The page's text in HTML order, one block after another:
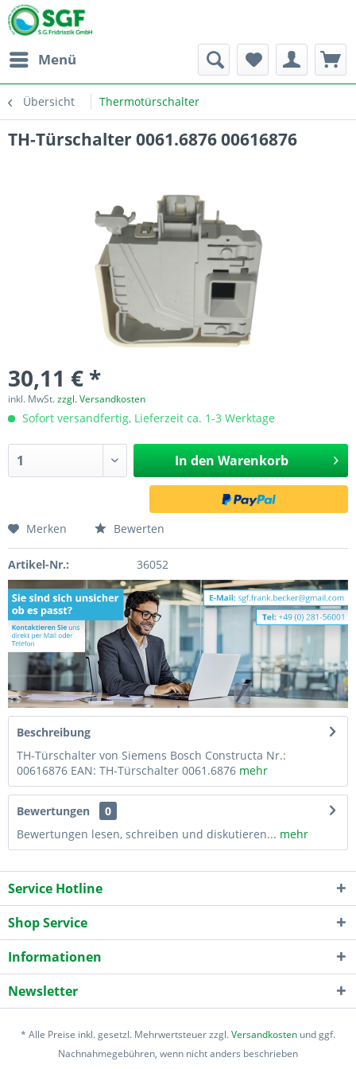
Menü
Übersicht Thermotürschalter
TH-Türschalter 0061.6876 00616876
30,11 € *
inkl. MwSt.zzgl. Versandkosten
Sofort versandfertig, Lieferzeit ca. 1-3 Werktage
In den Warenkorb
Merken Bewerten
Artikel-Nr.: 36052
Beschreibung
TH-Türschalter von Siemens Bosch Constructa Nr.:
00616876 EAN: TH-Türschalter 0061.6876 mehr
Bewertungen
0
Bewertungen lesen, schreiben und diskutieren... mehr
Service Hotline
Shop Service
Informationen
Newsletter
* Alle Preise inkl. gesetzl. Mehrwertsteuer zzgl.Versandkosten und ggf.
Nachnahmegebühren, wenn nicht anders beschrieben